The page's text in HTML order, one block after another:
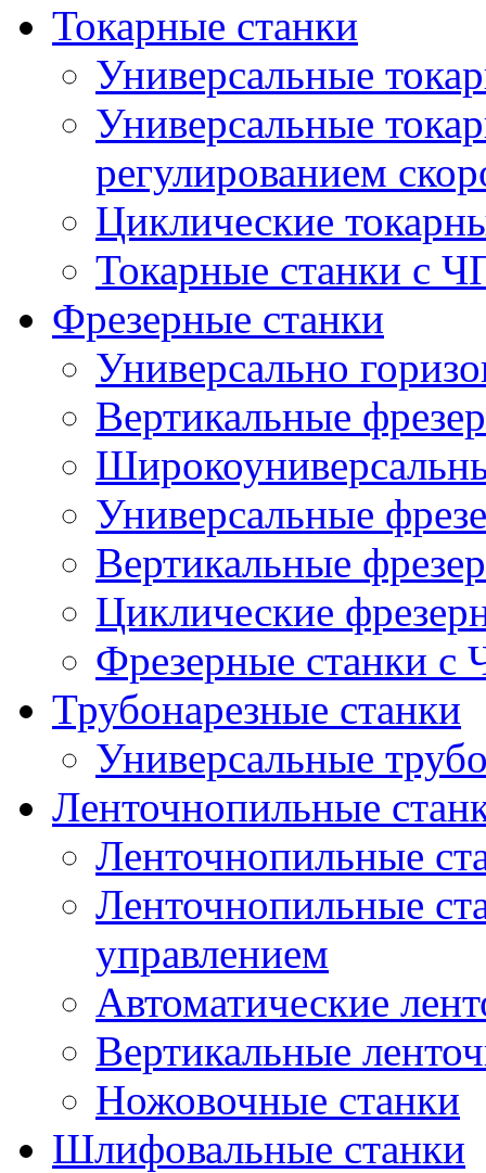
Токарные станки
Универсальные
Универсальные
регулированием
Циклические
Токарные станки с
Фрезерные станки
Универсально
Вертикальные
Универсальные
Вертикальные
Циклические
Фрезерные станки
Трубонарезные станки
Универсальные
Ленточнопильные
Ленточнопильные
Ленточнопильные
управлением
Автоматические
Вертикальные
Ножовочные станки
Шлифовальные станки